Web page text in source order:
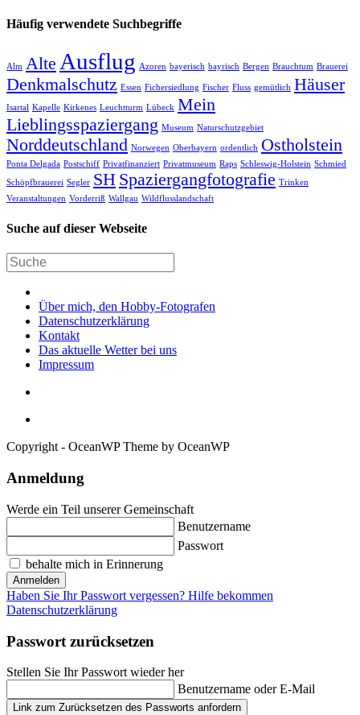
Häufig verwendete Suchbegriffe
Alm Alte Ausflug Azoren bayerisch bayrisch Bergen Brauchtum Brauerei
Denkmalschutz Essen Fichersiedlung Fischer Fluss gemütlich Häuser
Isartal Kapelle Kirkenes Leuchtturm Lübeck Mein
Lieblingsspaziergang Museum Naturschutzgebiet
Norddeutschland Norwegen Oberbayern ordentlich Ostholstein
Ponta Delgada Postschiff Privatfinanziert Privatmuseum Raps Schleswig-Holstein Schmied
Schöpfbrauerei Segler SH Spaziergangfotografie Trinken
Veranstaltungen Vorderriß Wallgau Wildflusslandschaft
Suche auf dieser Webseite
Über mich, den Hobby-Fotografen
Datenschutzerklärung
Kontakt
Das aktuelle Wetter bei uns
Impressum
Copyright - OceanWP Theme by OceanWP
Anmeldung
Werde ein Teil unserer Gemeinschaft
Benutzername
Passwort
behalte mich in Erinnerung
Anmelden
Haben Sie Ihr Passwort vergessen? Hilfe bekommen
Datenschutzerklärung
Passwort zurücksetzen
Stellen Sie Ihr Passwort wieder her
Benutzername oder E-Mail
Link zum Zurücksetzen des Passworts anfordern